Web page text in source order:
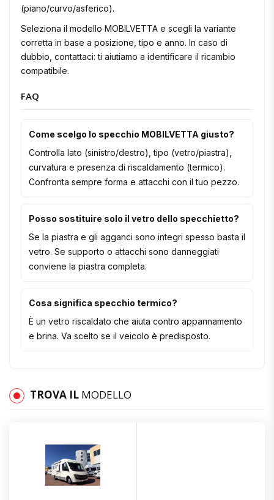
(piano/curvo/asferico).
Seleziona il modello MOBILVETTA e scegli la variante
corretta in base a posizione, tipo e anno. In caso di
dubbio, contattaci: ti aiutiamo a identificare il ricambio
compatibile.
FAQ
Come scelgo lo specchio MOBILVETTA giusto?
Controlla lato (sinistro/destro), tipo (vetro/piastra),
curvatura e presenza di riscaldamento (termico).
Confronta sempre forma e attacchi con il tuo pezzo.
Posso sostituire solo il vetro dello specchietto?
Se la piastra e gli agganci sono integri spesso basta il
vetro. Se supporto o attacchi sono danneggiati
conviene la piastra completa.
Cosa significa specchio termico?
È un vetro riscaldato che aiuta contro appannamento
e brina. Va scelto se il veicolo è predisposto.
TROVA IL MODELLO